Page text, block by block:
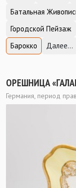
Батальная
Городской Пейзаж
Барокко
Далее...
ОРЕШНИЦА
Германия, период